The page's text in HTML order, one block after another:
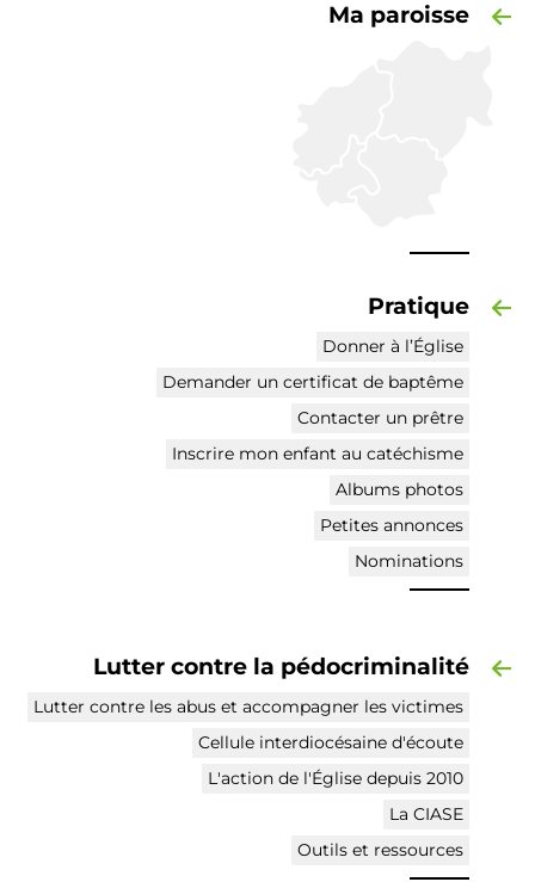
Ma paroisse
Pratique
Donner à l’Église
Demander un certificat de baptême
Contacter un prêtre
Inscrire mon enfant au catéchisme
Albums photos
Petites annonces
Nominations
Lutter contre la pédocriminalité
Lutter contre les abus et accompagner les victimes
Cellule interdiocésaine d'écoute
L'action de l'Église depuis 2010
La CIASE
Outils et ressources